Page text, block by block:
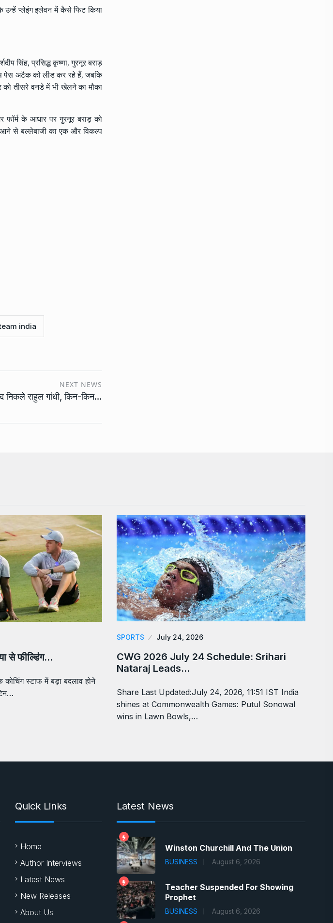
उन्हें प्लेइंग इलेवन में कैसे फिट किया
सिंह, प्रसिद्ध कृष्णा, गुरनूर बराड़
पेस अटैक को लीड कर रहे हैं, जबकि
को तीसरे वनडे में भी खेलने का मौका
फॉर्म के आधार पर गुरनूर बराड़ को
आने से बल्लेबाजी का एक और विकल्प
india
NEXT NEWS
निकले राहुल गांधी, किन-किन…
से फील्डिंग…
स्टाफ में बड़ा बदलाव होने
SPORTS July 24, 2026
CWG 2026 July 24 Schedule: Srihari
Nataraj Leads…
Share Last Updated:July 24, 2026, 11:51 IST India
shines at Commonwealth Games: Putul Sonowal
wins in Lawn Bowls,…
Quick Links
Home
Author Interviews
Latest News
New Releases
About Us
Latest News
Winston Churchill And The Union
BUSINESS August 6, 2026
Teacher Suspended For Showing
Prophet
BUSINESS August 6, 2026